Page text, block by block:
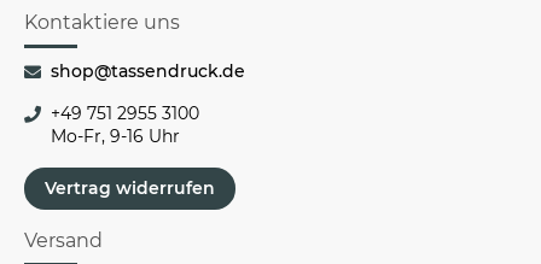
Kontaktiere uns
shop@tassendruck.de
+49 751 2955 3100
Mo-Fr, 9-16 Uhr
Vertrag widerrufen
Versand